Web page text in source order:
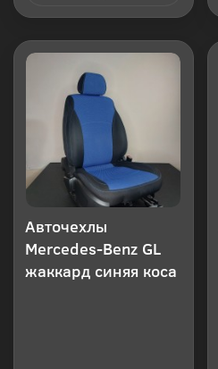
Авточехлы
Mercedes-Benz GL
жаккард синяя коса